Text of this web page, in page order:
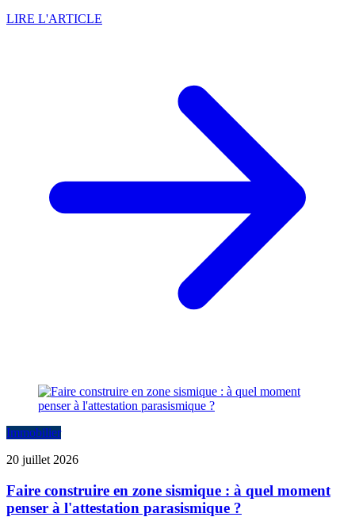
LIRE L'ARTICLE
Immobilier
20 juillet 2026
Faire construire en zone sismique : à quel moment
penser à l'attestation parasismique ?